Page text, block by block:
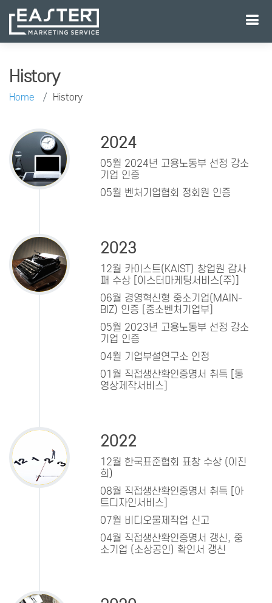
History
Home History
2024
05월 2024년 고용노동부 선정 강소
기업 인증
05월 벤처기업협회 정회원 인증
2023
12월 카이스트(KAIST) 창업원 감사
패 수상 [이스터마케팅서비스(주)]
06월 경영혁신형 중소기업(MAIN-
BIZ) 인증 [중소벤처기업부]
05월 2023년 고용노동부 선정 강소
기업 인증
04월 기업부설연구소 인정
01월 직접생산확인증명서 취득 [동
영상제작서비스]
2022
12월 한국표준협회 표창 수상 (이진
희)
08월 직접생산확인증명서 취득 [아
트디자인서비스]
07월 비디오물제작업 신고
04월 직접생산확인증명서 갱신, 중
소기업 (소상공인) 확인서 갱신